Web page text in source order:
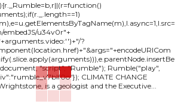
u34v0r"+
?
"script", "Rumble"); Rumble("play",
CLIMATE CHANGE
ANALYST: Gregory Wrightstone, is a geologist and the Executive...